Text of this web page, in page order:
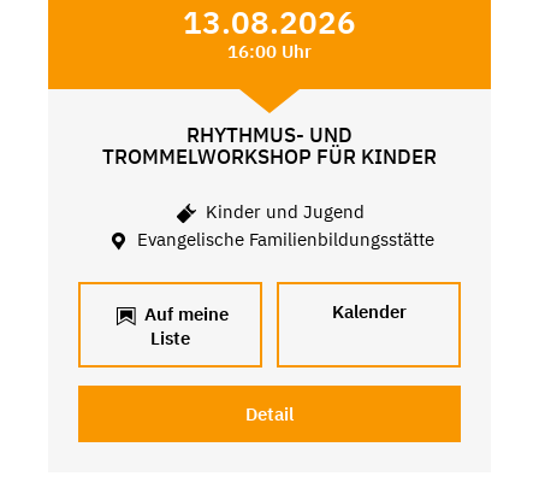
13.08.2026
16:00 Uhr
RHYTHMUS- UND
TROMMELWORKSHOP FÜR KINDER
Kinder und Jugend
Evangelische Familienbildungsstätte
Auf meine
Liste
Kalender
Detail